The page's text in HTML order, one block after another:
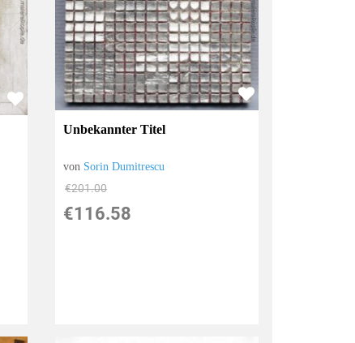
Unbekannter Titel
von Sorin Dumitrescu
€201.00
€116.58